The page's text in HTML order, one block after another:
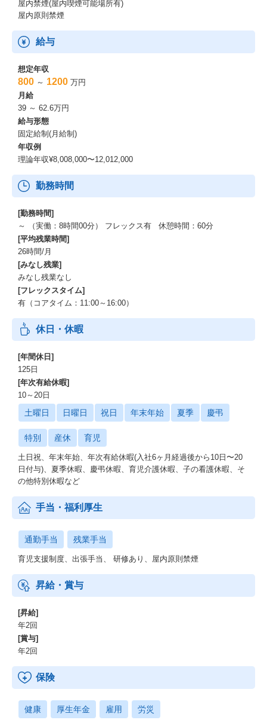
えない状況です。「誰に (ターゲットセグメント)」「何を (提供価
値)」「どのように届けるか (チャネル,コミュニケーション, 売り方
【取引先企業一覧】
三菱商事/三井物産/伊藤忠商事/住友商事/丸紅/双日/東京海上日動火
災保険/野村證券/SMBC日興証券/みずほフィナンシャルグループ/
日本生命保険/
キリンホールディングス/サントリーホールディングス/日本たばこ
産業（JT）/日本郵船/商船三井/川崎汽船/大阪ガス/関西電力/東海
旅客鉄道（JR東海）/
阪急電鉄/日本航空（JAL）/三井不動産/三菱地所/川崎重工業/武田
薬品工業/旭硝子/経済産業省/外務省/国際協力銀行（JBIC)/日本政
策投資銀行（DBJ）/
機構（JICA）/ボストン・コンサルティング・グループ/ベイン・ア
ンド・カンパニー・ジャパン/
ローランド・ベルガー/アーサー・D・リトル・ジャパン/プライス
ウォーターハウスクーパース/デロイト トーマツ コンサルティン
グ/ゴールドマン・サックス/
モルガン・スタンレー証券/メリルリンチ日本証券/バークレイズ証
券/BNPパリバ証券/シティグループ証券/アクセンチュア/ドリーム
インキュベータ/
野村総合研究所/プロクター・アンド・ギャンブル・ジャパン/ユニ
リーバ・ジャパン/日本ロレアル/ネスレ日本/ジョンソン・エン
ド・ジョンソン/電通/博報堂/
ライフスタイル/リクルート住まいカンパニー/リクルートキャリ
ア/リクルートジョブズ/
ションズ/リクルートアドミニストレーション/グーグル/ヤフー/日
本マイクロソフト/
エヌ・ティ・ティ・データ/ソフトバンク/楽天/アマゾンジャパン/L
INE/ディー・エヌ・エー/サイバーエージェント/コロプラ/レバレ
ジーズ/フリークアウト/
グリー/VOYAGE GROUP 他多数
【会社について】
＜Our Mission＞
私たちワンキャリアは「人の数だけ、キャリアをつくる。」をミ
ッションに掲げ、個人・企業が仕事選びに関するあらゆるデータ
ります。
・はじめてのキャリアを選ぶ、就活サイト「ONE CAREER」
・次のキャリアが見える、転職サイト「ONE CAREER PLUS」
・採用活動のDX（デジタルトランスフォーメーション）推進を支
援する「ONE CAREER CLOUD」
多くの人にとって仕事は人生で最も時間を投資する対象であるに
も関わらず、仕事選びに関しては意思決定の基準となるようなデ
ータが少なく、いまだに就職してから後悔する人が後を絶たない
私たちは、すべての個人のキャリアに向き合い、キャリアデータ
を結集し、多様化する世の中において採用マーケットをアップデ
ートしていきます。
屋内禁煙(屋内喫煙可能場所有)
屋内原則禁煙
給与
想定年収
800 ～ 1200 万円
月給
39 ～ 62.6万円
給与形態
固定給制(月給制)
年収例
理論年収¥8,008,000〜12,012,000
勤務時間
[勤務時間]
～ （実働：8時間00分） フレックス有 休憩時間：60分
[平均残業時間]
26時間/月
[みなし残業]
みなし残業なし
[フレックスタイム]
有（コアタイム：11:00～16:00）
休日・休暇
[年間休日]
125日
[年次有給休暇]
10～20日
土曜日 日曜日 祝日 年末年始 夏季 慶弔
特別 産休 育児
土日祝、年末年始、年次有給休暇(入社6ヶ月経過後から10日〜20
日付与)、夏季休暇、慶弔休暇、育児介護休暇、子の看護休暇、そ
の他特別休暇など
手当・福利厚生
通勤手当 残業手当
育児支援制度、出張手当、 研修あり、屋内原則禁煙
昇給・賞与
[昇給]
年2回
[賞与]
年2回
保険
健康 厚生年金 雇用 労災